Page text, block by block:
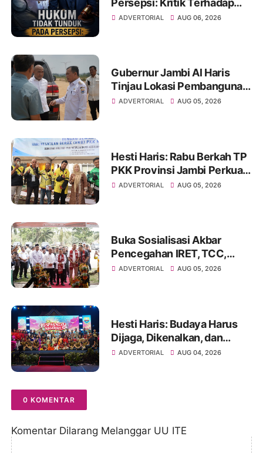
Monopoli Kebenaran oleh
ADVERTORIAL AUG 06, 2026
Gubernur Jambi Al Haris
Tinjau Lokasi Pembangunan
Sekolah Rakyat dan Lokasi
ADVERTORIAL AUG 05, 2026
Hesti Haris: Rabu Berkah TP
PKK Provinsi Jambi Perkuat
Literasi Keuangan dan
ADVERTORIAL AUG 05, 2026
Buka Sosialisasi Akbar
Pencegahan IRET, TCC,
Perundungan, dan Bahaya
ADVERTORIAL AUG 05, 2026
Hesti Haris: Budaya Harus
Dijaga, Dikenalkan, dan
Diwariskan
ADVERTORIAL AUG 04, 2026
0 KOMENTAR
Komentar Dilarang Melanggar UU ITE